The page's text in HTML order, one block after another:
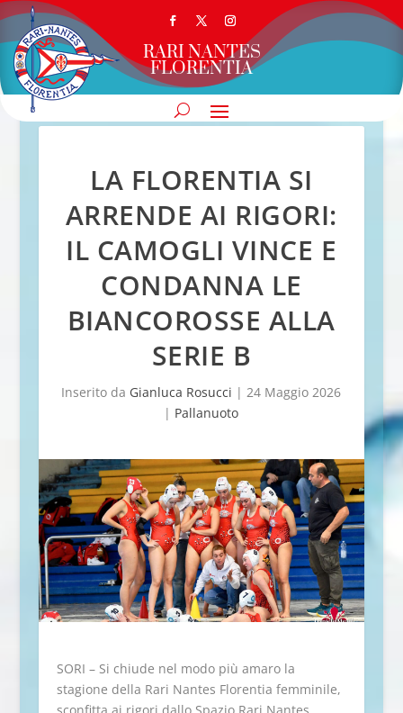
RARI NANTES
FLORENTIA
LA FLORENTIA SI
ARRENDE AI RIGORI:
IL CAMOGLI VINCE E
CONDANNA LE
BIANCOROSSE ALLA
SERIE B
Inserito da Gianluca Rosucci |24 Maggio 2026
| Pallanuoto
SORI – Si chiude nel modo più amaro la
stagione della Rari Nantes Florentia femminile,